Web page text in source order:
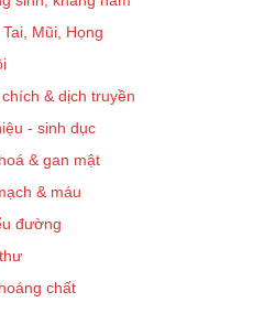
Mũi, Họng
& dịch truyền
- sinh dục
& gan mật
& máu
đường
chất